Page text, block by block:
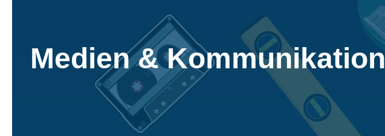
Medien & Kommunikation